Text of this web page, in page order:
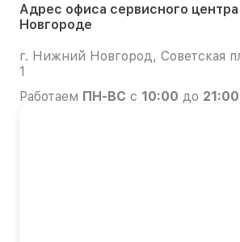
Адрес офиса сервисного
Новгороде
г. Нижний Новгород, Советская
1
Работаем ПН-ВС с 10:00 до 21:00